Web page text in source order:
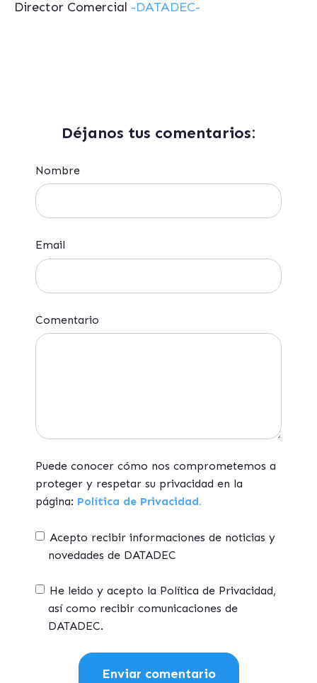
Director Comercial -DATADEC-
Déjanos tus comentarios:
Nombre
Email
Comentario
Puede conocer cómo nos comprometemos a
proteger y respetar su privacidad en la
página: Política de Privacidad.
Acepto recibir informaciones de noticias y
novedades de DATADEC
He leido y acepto la Política de Privacidad,
así como recibir comunicaciones de
DATADEC.